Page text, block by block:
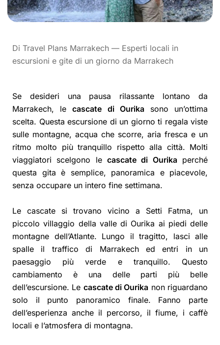
Di Travel Plans Marrakech — Esperti locali in
escursioni e gite di un giorno da Marrakech
Se desideri una pausa rilassante lontano da
Marrakech, lecascate di Ourikasono un’ottima
scelta. Questa escursione di un giorno ti regala viste
sulle montagne, acqua che scorre, aria fresca e un
ritmo molto più tranquillo rispetto alla città. Molti
viaggiatori scelgono le cascate di Ourikaperché
questa gita è semplice, panoramica e piacevole,
senza occupare un intero fine settimana.
Le cascate si trovano vicino a Setti Fatma, un
piccolo villaggio della valle di Ourika ai piedi delle
montagne dell’Atlante. Lungo il tragitto, lasci alle
spalle il traffico di Marrakech ed entri in un
paesaggio più verde e tranquillo. Questo
cambiamento è una delle parti più belle
dell’escursione. Le cascate di Ourika non riguardano
solo il punto panoramico finale. Fanno parte
dell’esperienza anche il percorso, il fiume, i caffè
locali e l’atmosfera di montagna.